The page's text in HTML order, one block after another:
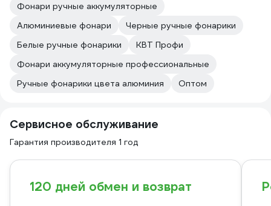
Фонари ручные аккумуляторные
Алюминиевые фонари
Черные ручные фонарики
Белые ручные фонарики
КВТ Профи
Фонари аккумуляторные профессиональные
Ручные фонарики цвета алюминия
Оптом
Сервисное обслуживание
Гарантия производителя 1 год
120 дней обмен и возврат